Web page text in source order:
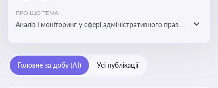
ПРО ЩО ТЕМА:
Аналіз і моніторинг у сфері адміністративного права:
Головне за добу (AI) Усі публікації